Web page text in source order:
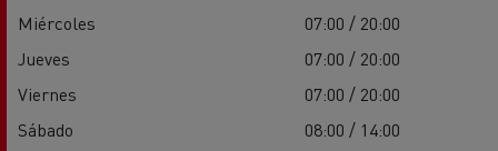
Miércoles
07:00 / 20:00
Jueves
07:00 / 20:00
Viernes
07:00 / 20:00
Sábado
08:00 / 14:00